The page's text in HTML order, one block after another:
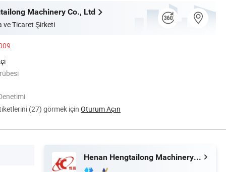
Machinery Co., Ltd
ve Ticaret Şirketi
(27) görmek için Oturum Açın
Henan Hengtailong Machinery Co., Ltd